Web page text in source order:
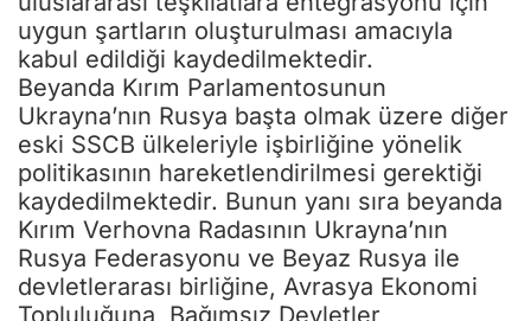
uygun şartların oluşturulması amacıyla
kabul edildiği kaydedilmektedir.
Beyanda Kırım Parlamentosunun
Ukrayna’nın Rusya başta olmak üzere diğer
eski SSCB ülkeleriyle işbirliğine yönelik
politikasının hareketlendirilmesi gerektiği
kaydedilmektedir. Bunun yanı sıra beyanda
Kırım Verhovna Radasının Ukrayna’nın
Rusya Federasyonu ve Beyaz Rusya ile
devletlerarası birliğine, Avrasya Ekonomi